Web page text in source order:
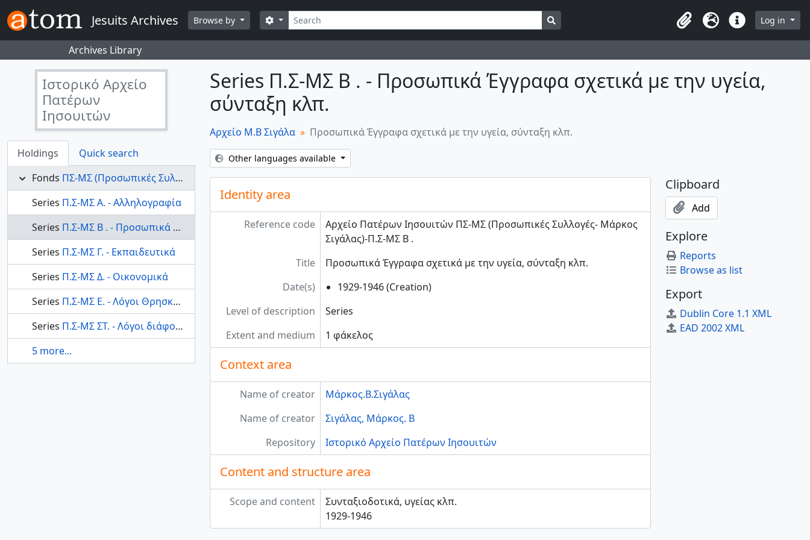
Skip to main content
Jesuits Archives Browse by Search
Search options
ClipboardLanguageQuick linksLog in
Archives Library
Ιστορικό Αρχείο
Πατέρων
Ιησουιτών
Holdings
Quick search
Fonds ΠΣ-ΜΣ (Προσωπικές Συλλογές- Μάρκος Σιγάλας) - Αρχείο Μ.Β Σιγάλα
Series Π.Σ-ΜΣ Α. - Αλληλογραφία
Series Π.Σ-ΜΣ Β . - Προσωπικά Έγγραφα σχετικά με την υγεία, σύνταξη κλπ.
Series Π.Σ-ΜΣ Γ. - Εκπαιδευτικά
Series Π.Σ-ΜΣ Δ. - Οικονομικά
Series Π.Σ-ΜΣ Ε. - Λόγοι Θρησκευτικοί
Series Π.Σ-ΜΣ ΣΤ. - Λόγοι διάφοροι- διαλέξεις
5 more...
Series Π.Σ-ΜΣ Β . - Προσωπικά Έγγραφα σχετικά με την υγεία,
σύνταξη κλπ.
Αρχείο Μ.Β Σιγάλα Προσωπικά Έγγραφα σχετικά με την υγεία, σύνταξη κλπ.
Other languages available
Identity area
Reference code
Αρχείο Πατέρων Ιησουιτών ΠΣ-ΜΣ (Προσωπικές Συλλογές- Μάρκος
Σιγάλας)-Π.Σ-ΜΣ Β .
Title
Προσωπικά Έγγραφα σχετικά με την υγεία, σύνταξη κλπ.
Date(s)
1929-1946 (Creation)
Level of description
Series
Extent and medium
1 φάκελος
Context area
Name of creator
Μάρκος.Β.Σιγάλας
Name of creator
Σιγάλας, Μάρκος. Β
Repository
Ιστορικό Αρχείο Πατέρων Ιησουιτών
Content and structure area
Scope and content
Συνταξιοδοτικά, υγείας κλπ.
1929-1946
Clipboard
Add
Explore
Reports
Browse as list
Export
Dublin Core 1.1 XML
EAD 2002 XML